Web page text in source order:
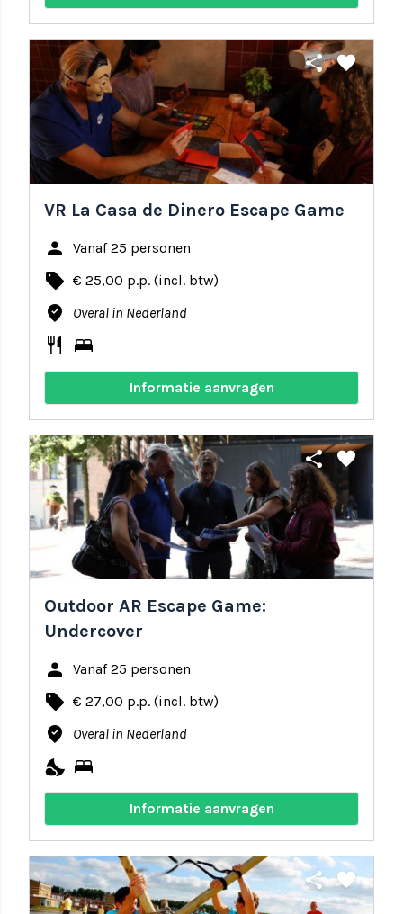
share favorite
VR La Casa de Dinero Escape Game
person Vanaf 25 personen
local_offer € 25,00 p.p. (incl. btw)
where_to_vote Overal in Nederland
restaurant bed
Informatie aanvragen
share favorite
Outdoor AR Escape Game:
Undercover
person Vanaf 25 personen
local_offer € 27,00 p.p. (incl. btw)
where_to_vote Overal in Nederland
nights_stay bed
Informatie aanvragen
share favorite